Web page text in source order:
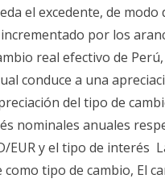
el excedente, de modo
por los
real efectivo de
conduce a una
del tipo de
nominales anuales
EUR y el tipo de interés
tipo de cambio, El